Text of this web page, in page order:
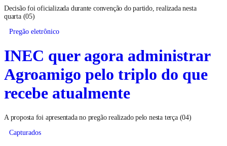
Decisão foi oficializada durante convenção do partido, realizada nesta
quarta (05)
Pregão eletrônico
INEC quer agora administrar
Agroamigo pelo triplo do que
recebe atualmente
A proposta foi apresentada no pregão realizado pelo nesta terça (04)
Capturados